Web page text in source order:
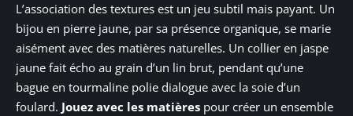
L’association des textures est un jeu subtil mais payant. Un
bijou en pierre jaune, par sa présence organique, se marie
aisément avec des matières naturelles. Un collier en jaspe
jaune fait écho au grain d’un lin brut, pendant qu’une
bague en tourmaline polie dialogue avec la soie d’un
foulard. Jouez avec les matières pour créer un ensemble